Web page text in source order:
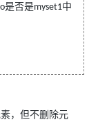
是否是myset1中
，但不删除元